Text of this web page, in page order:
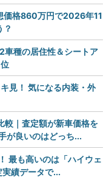
価格860万円で2026年11
？
車種の居住性＆シートア
見！ 気になる内装・外
較｜査定額が新車価格を
が良いのはどっち...
最も高いのは「ハイウェ
績データで...